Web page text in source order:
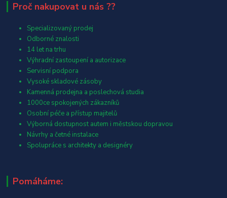
Proč nakupovat u nás ??
Specializovaný prodej
Odborné znalosti
14 let na trhu
Výhradní zastoupení a autorizace
Servisní podpora
Vysoké skladové zásoby
Kamenná prodejna a poslechová studia
1000ce spokojených zákazníků
Osobní péče a přístup majitelů
Výborná dostupnost autem i městskou dopravou
Návrhy a četné instalace
Spolupráce s architekty a designéry
Pomáháme: